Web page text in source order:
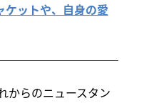
ケットや、自身の愛
からのニュースタン